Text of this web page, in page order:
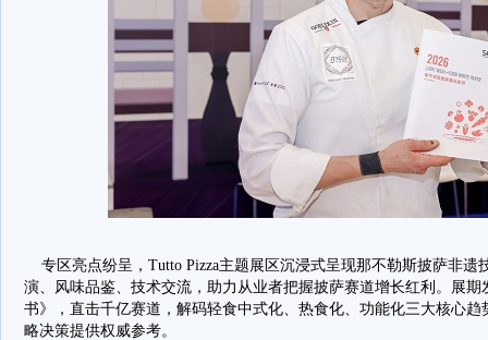
专区亮点纷呈，Tutto Pizza主题展区沉浸式呈现那不勒斯披萨非遗
演、风味品鉴、技术交流，助力从业者把握披萨赛道增长红利。展期
书》，直击千亿赛道，解码轻食中式化、热食化、功能化三大核心
略决策提供权威参考。